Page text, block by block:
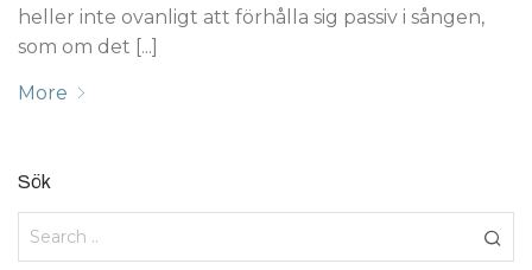
heller inte ovanligt att förhålla sig passiv i sången,
som om det [...]
More
Sök